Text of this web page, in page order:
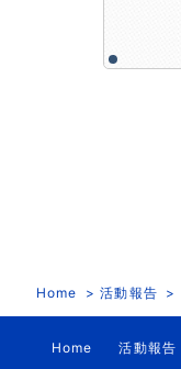
Home 活動報告
Home 活動報告